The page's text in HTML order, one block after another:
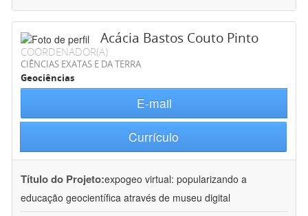
Acácia Bastos Couto Pinto
COORDENADOR(A)
CIÊNCIAS EXATAS E DA TERRA
Geociências
E-mail
Currículo
Título do Projeto:expogeo virtual: popularizando a
educação geocientífica através de museu digital